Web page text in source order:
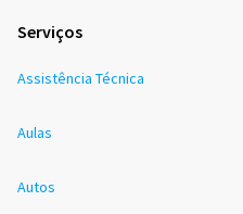
Serviços
Assistência Técnica
Aulas
Autos